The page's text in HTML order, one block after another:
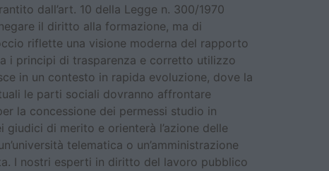
dall’art. 10 della Legge n. 300/1970
il diritto alla formazione, ma di
riflette una visione moderna del rapporto
i principi di trasparenza e corretto utilizzo
in un contesto in rapida evoluzione, dove la
le parti sociali dovranno affrontare
la concessione dei permessi studio in
di merito e orienterà l’azione delle
telematica o un’amministrazione
I nostri esperti in diritto del lavoro pubblico